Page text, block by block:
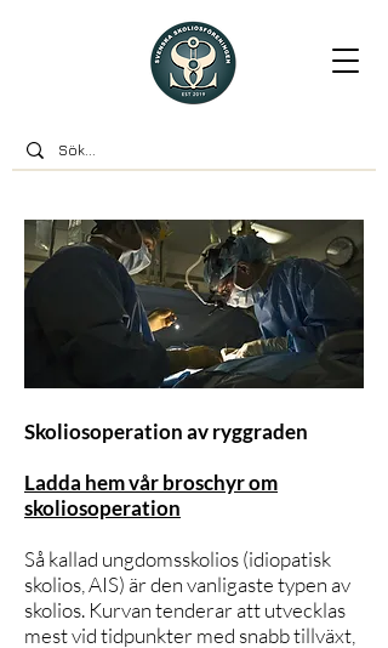
Skoliosoperation av ryggraden
Ladda hem vår broschyr om
skoliosoperation
Så kallad ungdomsskolios (idiopatisk
skolios, AIS) är den vanligaste typen av
skolios. Kurvan tenderar att utvecklas
mest vid tidpunkter med snabb tillväxt,